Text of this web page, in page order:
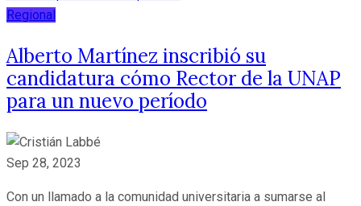
Regional
Alberto Martínez inscribió su
candidatura cómo Rector de la UNAP
para un nuevo período
Sep 28, 2023
Con un llamado a la comunidad universitaria a sumarse al